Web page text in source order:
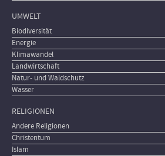
UMWELT
Biodiversität
Energie
Klimawandel
Landwirtschaft
Natur- und Waldschutz
Wasser
RELIGIONEN
Andere Religionen
Christentum
Islam